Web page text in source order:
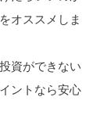
オススメしま
資ができない
ントなら安心